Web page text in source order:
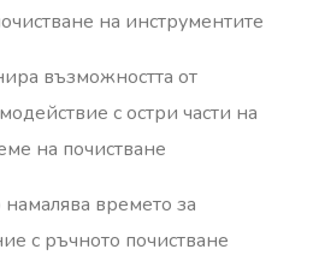
на инструментите
възможността от
с остри части на
на почистване
времето за
с ръчното почистване